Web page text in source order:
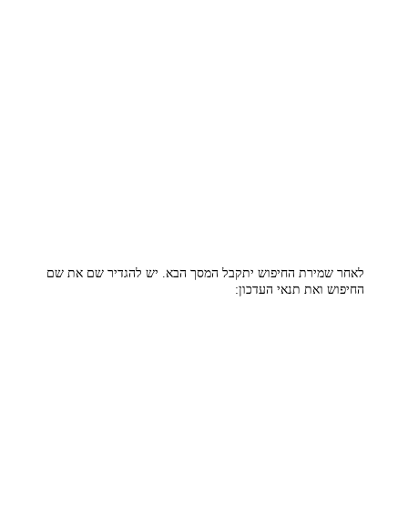
לאחר שמירת החיפוש יתקבל המסך הבא. יש להגדיר שם את שם
החיפוש ואת תנאי העדכון: